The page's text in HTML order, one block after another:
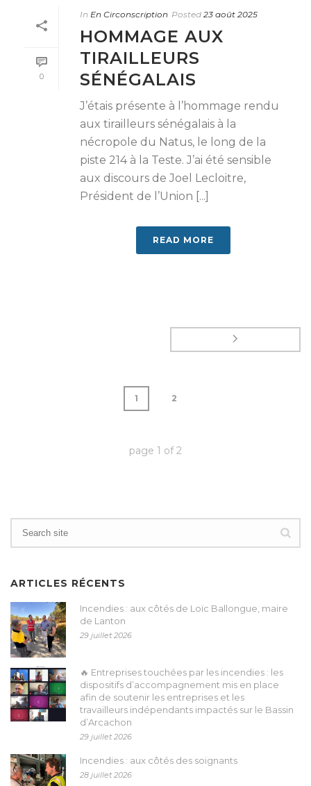
0
In En Circonscription Posted 23 août 2025
HOMMAGE AUX
TIRAILLEURS
SÉNÉGALAIS
J’étais présente à l’hommage rendu
aux tirailleurs sénégalais à la
nécropole du Natus, le long de la
piste 214 à la Teste. J’ai été sensible
aux discours de Joel Lecloitre,
Président de l’Union [...]
READ MORE
1 2
page 1 of2
ARTICLES RÉCENTS
Incendies : aux côtés de Loïc Ballongue, maire
de Lanton
29 juillet 2026
🔥 Entreprises touchées par les incendies : les
dispositifs d’accompagnement mis en place
afin de soutenir les entreprises et les
travailleurs indépendants impactés sur le Bassin
d’Arcachon
29 juillet 2026
Incendies : aux côtés des soignants
28 juillet 2026